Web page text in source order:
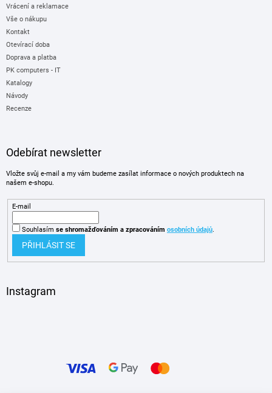
Vrácení a reklamace
Vše o nákupu
Kontakt
Otevírací doba
Doprava a platba
PK computers - IT
Katalogy
Návody
Recenze
Odebírat newsletter
Vložte svůj e-mail a my vám budeme zasílat informace o nových produktech na
našem e-shopu.
E-mail
Souhlasím se shromažďováním a zpracováním osobních údajů.
PŘIHLÁSIT SE
Instagram